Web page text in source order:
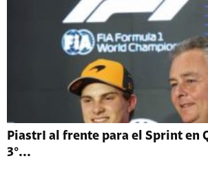
PiastrI al frente para el Sprint en
3°...